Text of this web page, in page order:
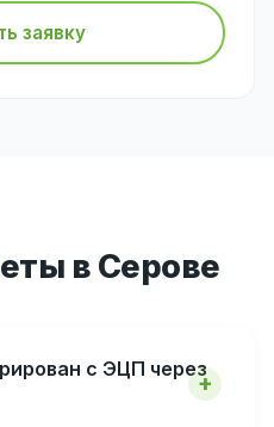
заявку
в Серове
с ЭЦП через